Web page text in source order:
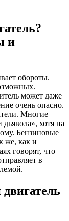
и
обороты.
может даже
очень опасно.
Многие
хотя на
Бензиновые
же, как и
говорят, что
в